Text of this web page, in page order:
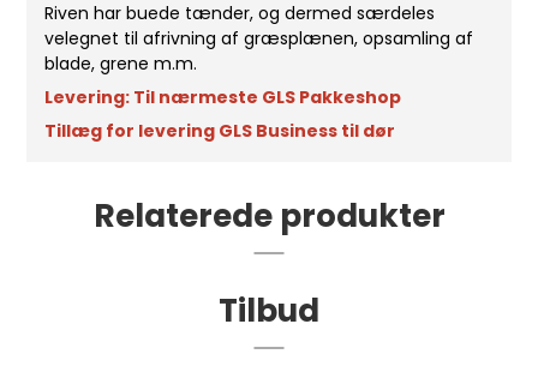
Riven har buede tænder, og dermed særdeles
velegnet til afrivning af græsplænen, opsamling af
blade, grene m.m.
Levering: Til nærmeste GLS Pakkeshop
Tillæg for levering GLS Business til dør
Relaterede produkter
Tilbud